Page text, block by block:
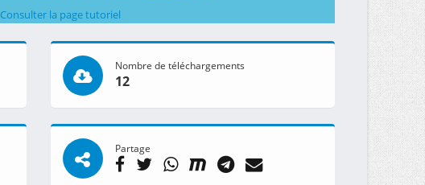
Consulter la page tutoriel
Nombre de téléchargements
12
Partage